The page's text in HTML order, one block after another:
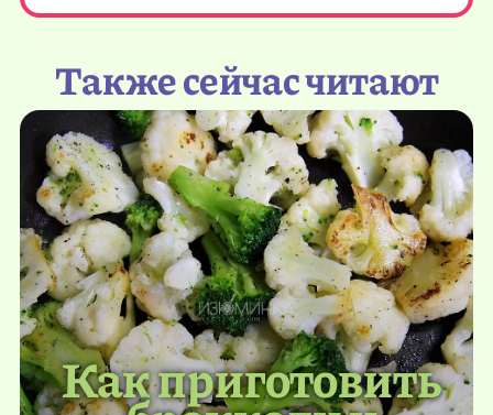
Также сейчас читают
Как приготовить